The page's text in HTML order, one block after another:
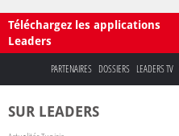
Téléchargez les applications
Leaders
PARTENAIRES DOSSIERS LEADERS TV
SUR LEADERS